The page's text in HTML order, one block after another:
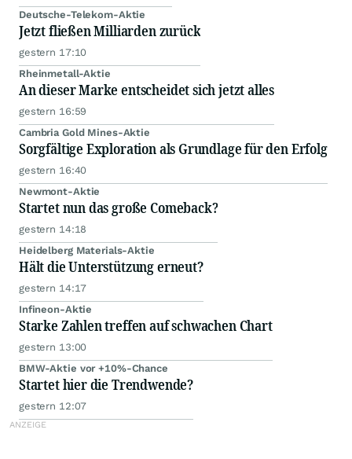
Deutsche-Telekom-Aktie
Jetzt fließen Milliarden zurück
gestern 17:10
Rheinmetall-Aktie
An dieser Marke entscheidet sich jetzt alles
gestern 16:59
Cambria Gold Mines-Aktie
Sorgfältige Exploration als Grundlage für den Erfolg
gestern 16:40
Newmont-Aktie
Startet nun das große Comeback?
gestern 14:18
Heidelberg Materials-Aktie
Hält die Unterstützung erneut?
gestern 14:17
Infineon-Aktie
Starke Zahlen treffen auf schwachen Chart
gestern 13:00
BMW-Aktie vor +10%-Chance
Startet hier die Trendwende?
gestern 12:07